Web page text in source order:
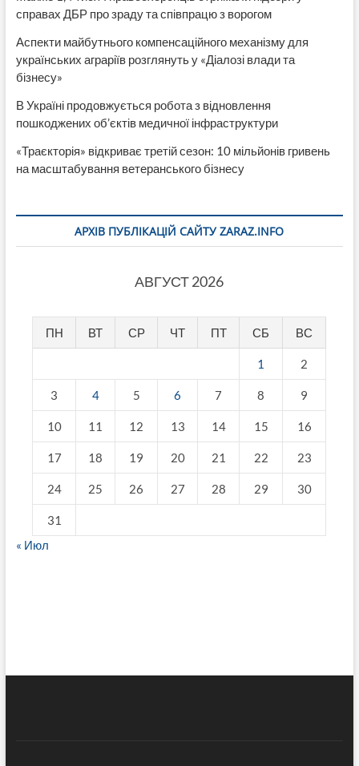
справах ДБР про зраду та співпрацю з ворогом
Аспекти майбутнього компенсаційного механізму для
українських аграріїв розглянуть у «Діалозі влади та
бізнесу»
В Україні продовжується робота з відновлення
пошкоджених об’єктів медичної інфраструктури
«Траєкторія» відкриває третій сезон: 10 мільйонів гривень
на масштабування ветеранського бізнесу
АРХІВ ПУБЛІКАЦІЙ САЙТУ ZARAZ.INFO
АВГУСТ 2026
ПН ВТ СР ЧТ ПТ СБ ВС
1 2
3 4 5 6 7 8 9
10 11 12 13 14 15 16
17 18 19 20 21 22 23
24 25 26 27 28 29 30
31
« Июл